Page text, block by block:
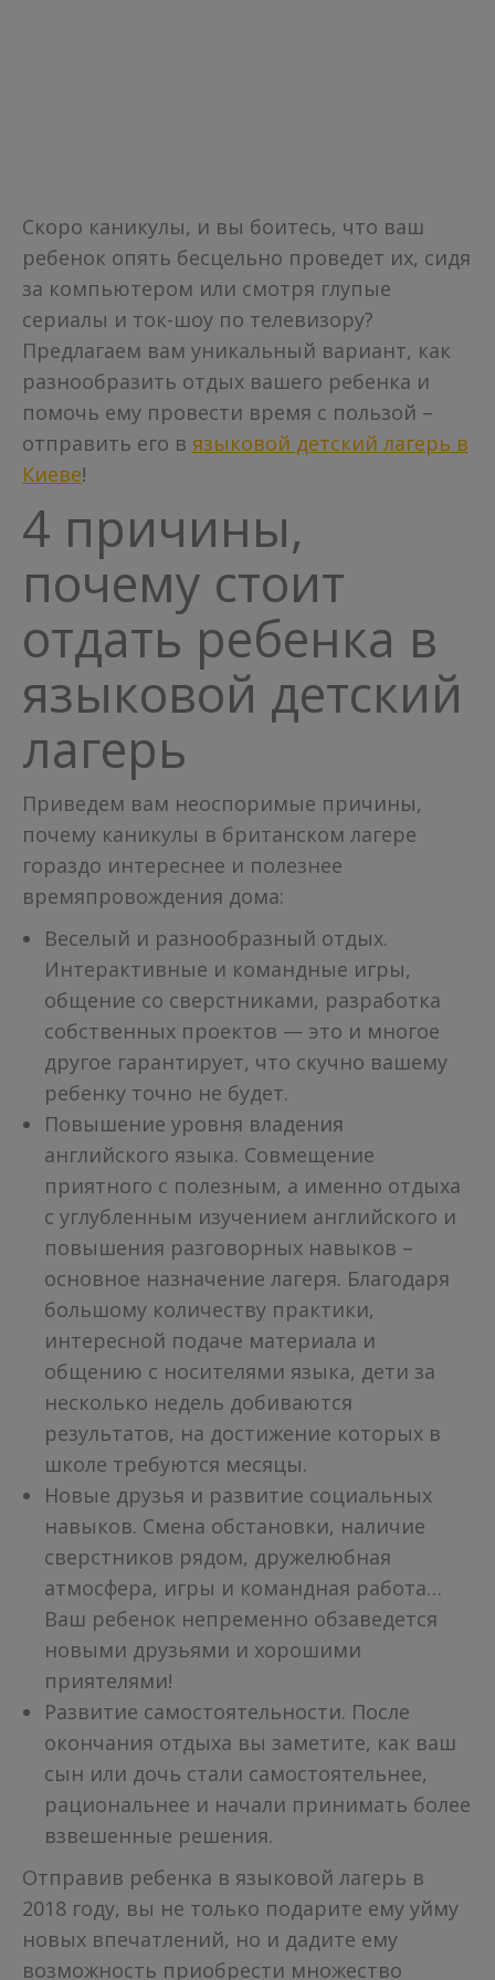
Скоро каникулы, и вы боитесь, что ваш
ребенок опять бесцельно проведет их, сидя
за компьютером или смотря глупые
сериалы и ток-шоу по телевизору?
Предлагаем вам уникальный вариант, как
разнообразить отдых вашего ребенка и
помочь ему провести время с пользой –
отправить его в языковой детский лагерь в
Киеве!
4 причины,
почему стоит
отдать ребенка в
языковой детский
лагерь
Приведем вам неоспоримые причины,
почему каникулы в британском лагере
гораздо интереснее и полезнее
времяпровождения дома:
Веселый и разнообразный отдых.
Интерактивные и командные игры,
общение со сверстниками, разработка
собственных проектов — это и многое
другое гарантирует, что скучно вашему
ребенку точно не будет.
Повышение уровня владения
английского языка. Совмещение
приятного с полезным, а именно отдыха
с углубленным изучением английского и
повышения разговорных навыков –
основное назначение лагеря. Благодаря
большому количеству практики,
интересной подаче материала и
общению с носителями языка, дети за
несколько недель добиваются
результатов, на достижение которых в
школе требуются месяцы.
Новые друзья и развитие социальных
навыков. Смена обстановки, наличие
сверстников рядом, дружелюбная
атмосфера, игры и командная работа…
Ваш ребенок непременно обзаведется
новыми друзьями и хорошими
приятелями!
Развитие самостоятельности. После
окончания отдыха вы заметите, как ваш
сын или дочь стали самостоятельнее,
рациональнее и начали принимать более
взвешенные решения.
Отправив ребенка в языковой лагерь в
2018 году, вы не только подарите ему уйму
новых впечатлений, но и дадите ему
возможность приобрести множество